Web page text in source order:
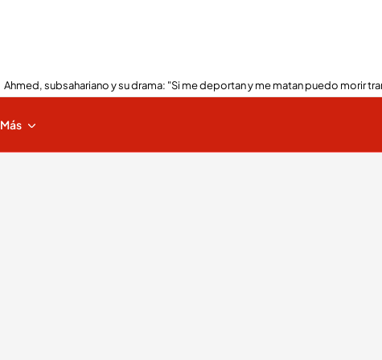
Ahmed, subsahariano y su drama: "Si me deportan y me matan puedo morir
Más